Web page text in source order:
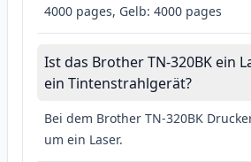
4000 pages, Gelb: 4000 pages
Ist das Brother TN-320BK ein
ein Tintenstrahlgerät?
Bei dem Brother TN-320BK
um ein Laser.